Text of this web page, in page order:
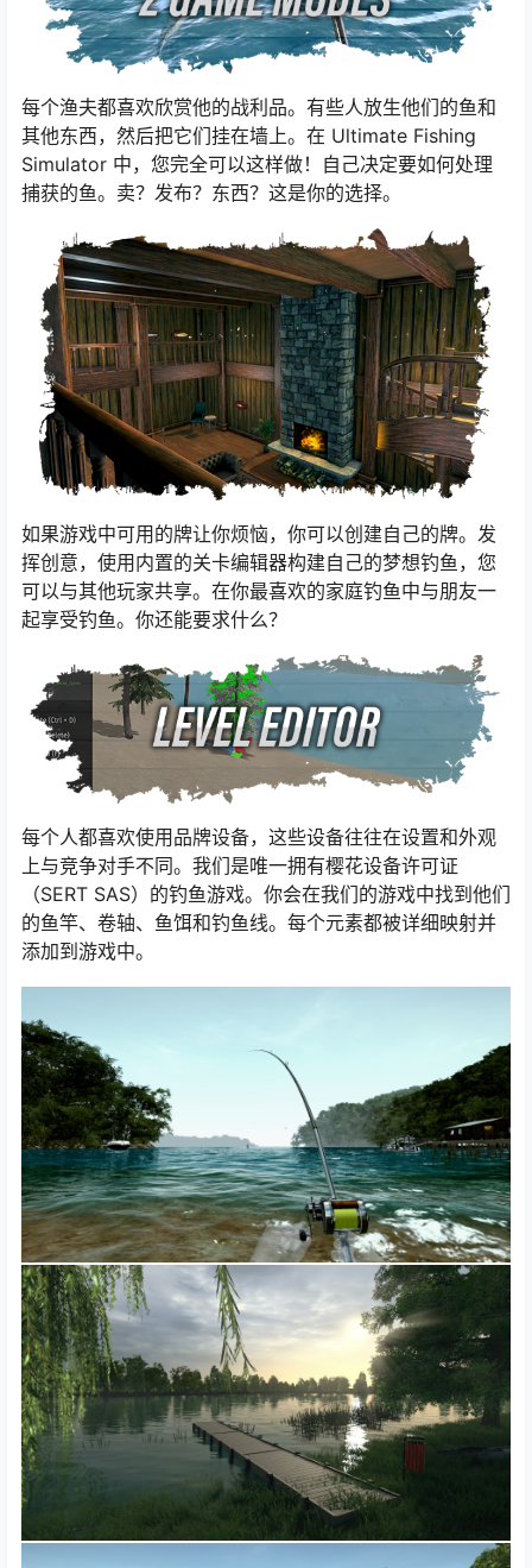
每个渔夫都喜欢欣赏他的战利品。有些人放生他们的鱼和
其他东西，然后把它们挂在墙上。在 Ultimate Fishing
Simulator 中，您完全可以这样做！自己决定要如何处理
捕获的鱼。卖？发布？东西？这是你的选择。
如果游戏中可用的牌让你烦恼，你可以创建自己的牌。发
挥创意，使用内置的关卡编辑器构建自己的梦想钓鱼，您
可以与其他玩家共享。在你最喜欢的家庭钓鱼中与朋友一
起享受钓鱼。你还能要求什么？
每个人都喜欢使用品牌设备，这些设备往往在设置和外观
上与竞争对手不同。我们是唯一拥有樱花设备许可证
（SERT SAS）的钓鱼游戏。你会在我们的游戏中找到他们
的鱼竿、卷轴、鱼饵和钓鱼线。每个元素都被详细映射并
添加到游戏中。